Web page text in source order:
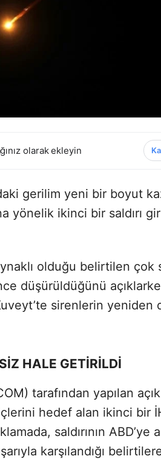
olarak ekleyin
gerilim yeni bir boyut
yönelik ikinci bir saldırı
olduğu belirtilen çok
düşürüldüğünü
sirenlerin yeniden
HALE GETİRİLDİ
tarafından yapılan
hedef alan ikinci bir
saldırının ABD’ye
karşılandığı